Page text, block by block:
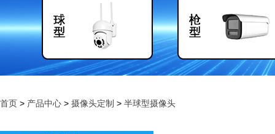
首页 > 产品中心 > 摄像头定制 > 半球型摄像头